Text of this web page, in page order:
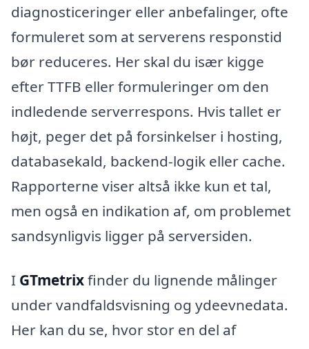
diagnosticeringer eller anbefalinger, ofte
formuleret som at serverens responstid
bør reduceres. Her skal du især kigge
efter TTFB eller formuleringer om den
indledende serverrespons. Hvis tallet er
højt, peger det på forsinkelser i hosting,
databasekald, backend-logik eller cache.
Rapporterne viser altså ikke kun et tal,
men også en indikation af, om problemet
sandsynligvis ligger på serversiden.
I GTmetrixfinder du lignende målinger
under vandfaldsvisning og ydeevnedata.
Her kan du se, hvor stor en del af